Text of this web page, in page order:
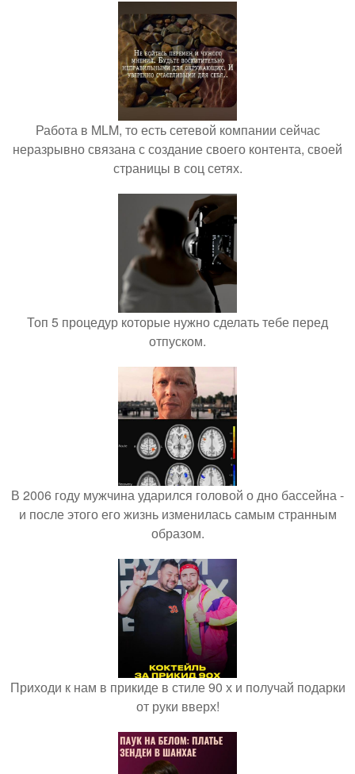
Работа в MLM, то есть сетевой компании сейчас
неразрывно связана с создание своего контента, своей
страницы в соц сетях.
Топ 5 процедур которые нужно сделать тебе перед
отпуском.
В 2006 году мужчина ударился головой о дно бассейна -
и после этого его жизнь изменилась самым странным
образом.
Приходи к нам в прикиде в стиле 90 х и получай подарки
от руки вверх!